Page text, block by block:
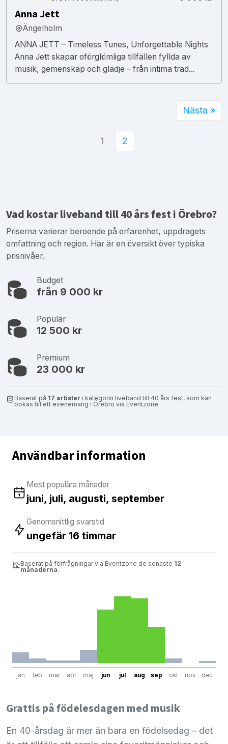
Anna Jett
Ängelholm
ANNA JETT – Timeless Tunes, Unforgettable Nights
Anna Jett skapar oförglömliga tillfällen fyllda av
musik, gemenskap och glädje – från intima träd...
1 2
Nästa »
Vad kostar liveband till 40 års fest i Örebro?
Priserna varierar beroende på erfarenhet, uppdragets
omfattning och region. Här är en översikt över typiska
prisnivåer.
Budget
från 9 000 kr
Populär
12 500 kr
Premium
23 000 kr
Baserat på 17 artister i kategorin liveband till 40 års fest, som kan
bokas till ett evenemang i Örebro via Eventzone.
Användbar information
Mest populära månader
juni, juli, augusti, september
Genomsnittlig svarstid
ungefär 16 timmar
Baserat på förfrågningar via Eventzone de senaste 12
månaderna.
jan feb mar apr maj jun jul aug sep okt nov dec
Grattis på födelesdagen med musik
En 40-årsdag är mer än bara en födelsedag – det